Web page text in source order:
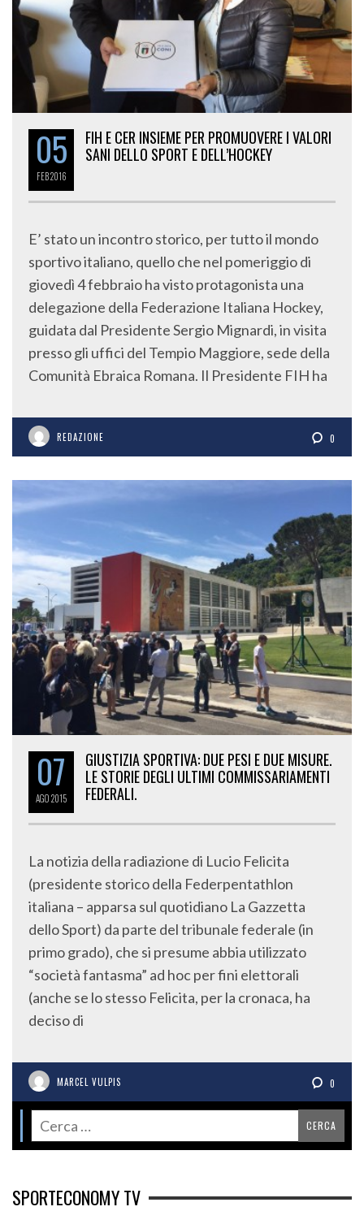
05
FEB2016
FIH E CER INSIEME PER PROMUOVERE I VALORI
SANI DELLO SPORT E DELL’HOCKEY
E’ stato un incontro storico, per tutto il mondo
sportivo italiano, quello che nel pomeriggio di
giovedì 4 febbraio ha visto protagonista una
delegazione della Federazione Italiana Hockey,
guidata dal Presidente Sergio Mignardi, in visita
presso gli uffici del Tempio Maggiore, sede della
Comunità Ebraica Romana. Il Presidente FIH ha
REDAZIONE 0
07
AGO2015
GIUSTIZIA SPORTIVA: DUE PESI E DUE MISURE.
LE STORIE DEGLI ULTIMI COMMISSARIAMENTI
FEDERALI.
La notizia della radiazione di Lucio Felicita
(presidente storico della Federpentathlon
italiana – apparsa sul quotidiano La Gazzetta
dello Sport) da parte del tribunale federale (in
primo grado), che si presume abbia utilizzato
“società fantasma” ad hoc per fini elettorali
(anche se lo stesso Felicita, per la cronaca, ha
deciso di
MARCEL VULPIS 0
SPORTECONOMY TV